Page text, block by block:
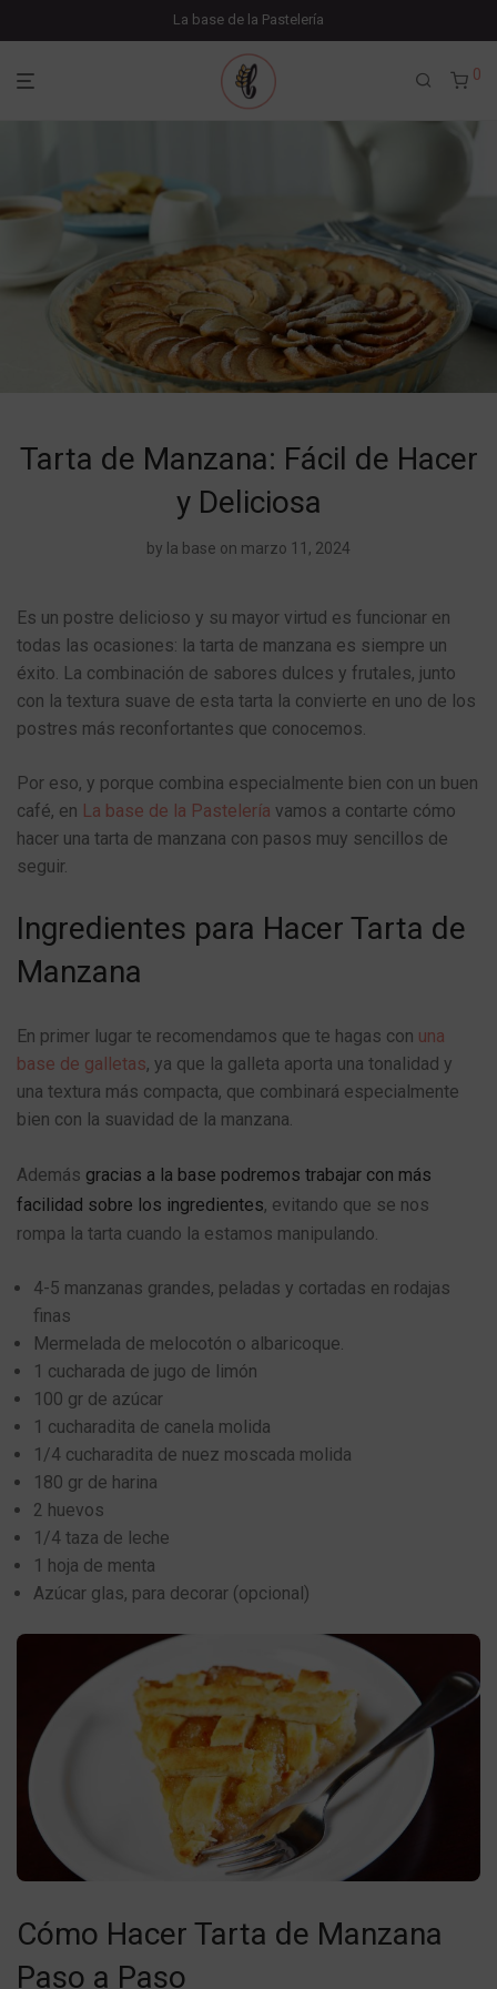
La base de la Pastelería
0
Tarta de Manzana: Fácil de Hacer
y Deliciosa
by la base on marzo 11, 2024
Es un postre delicioso y su mayor virtud es funcionar en
todas las ocasiones: la tarta de manzana es siempre un
éxito. La combinación de sabores dulces y frutales, junto
con la textura suave de esta tarta la convierte en uno de los
postres más reconfortantes que conocemos.
Por eso, y porque combina especialmente bien con un buen
café, en La base de la Pastelería vamos a contarte cómo
hacer una tarta de manzana con pasos muy sencillos de
seguir.
Ingredientes para Hacer Tarta de
Manzana
En primer lugar te recomendamos que te hagas con una
base de galletas, ya que la galleta aporta una tonalidad y
una textura más compacta, que combinará especialmente
bien con la suavidad de la manzana.
Además gracias a la base podremos trabajar con más
facilidad sobre los ingredientes, evitando que se nos
rompa la tarta cuando la estamos manipulando.
4-5 manzanas grandes, peladas y cortadas en rodajas
finas
Mermelada de melocotón o albaricoque.
1 cucharada de jugo de limón
100 gr de azúcar
1 cucharadita de canela molida
1/4 cucharadita de nuez moscada molida
180 gr de harina
2 huevos
1/4 taza de leche
1 hoja de menta
Azúcar glas, para decorar (opcional)
Cómo Hacer Tarta de Manzana
Paso a Paso